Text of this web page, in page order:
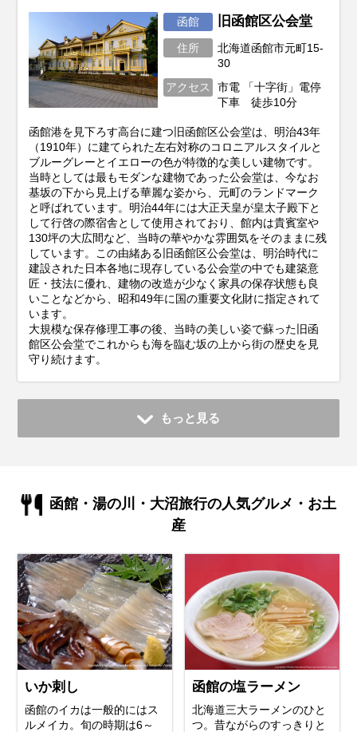
函館 旧函館区公会堂
住所
北海道函館市元町15-
30
アクセス
市電 「十字街」電停
下車 徒歩10分
函館港を見下ろす高台に建つ旧函館区公会堂は、明治43年
（1910年）に建てられた左右対称のコロニアルスタイルと
ブルーグレーとイエローの色が特徴的な美しい建物です。
当時としては最もモダンな建物であった公会堂は、今なお
基坂の下から見上げる華麗な姿から、元町のランドマーク
と呼ばれています。明治44年には大正天皇が皇太子殿下と
して行啓の際宿舎として使用されており、館内は貴賓室や
130坪の大広間など、当時の華やかな雰囲気をそのままに残
しています。この由緒ある旧函館区公会堂は、明治時代に
建設された日本各地に現存している公会堂の中でも建築意
匠・技法に優れ、建物の改造が少なく家具の保存状態も良
いことなどから、昭和49年に国の重要文化財に指定されて
います。
大規模な保存修理工事の後、当時の美しい姿で蘇った旧函
館区公会堂でこれからも海を臨む坂の上から街の歴史を見
守り続けます。
もっと見る
函館・湯の川・大沼旅行の人気グルメ・お土
産
いか刺し
函館のイカは一般的にはス
ルメイカ。旬の時期は6～
函館の塩ラーメン
北海道三大ラーメンのひと
つ。昔ながらのすっきりと